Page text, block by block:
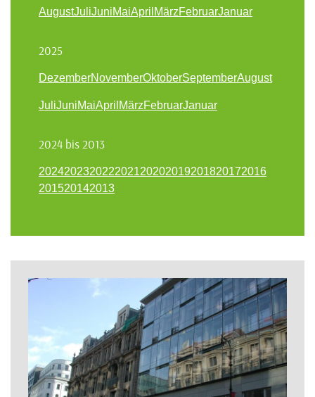
AugustJuliJuniMaiApril MärzFebruarJanuar
2025
DezemberNovemberOktoberSeptemberAugust
JuliJuniMaiApril MärzFebruarJanuar
2024 bis 2013
202420232022202120202019201820172016
201520142013